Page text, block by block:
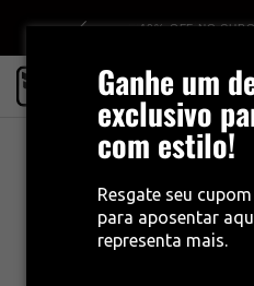
Ganhe um
exclusivo
com estilo!
Resgate seu
para aposentar
representa mais.
10% OFF NO